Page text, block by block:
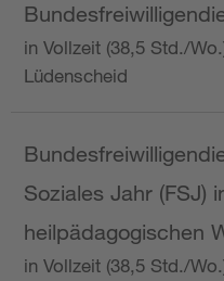
in Vollzeit (38,5 Std./
Lüdenscheid
Soziales Jahr (FSJ)
heilpädagogischen
in Vollzeit (38,5 Std./